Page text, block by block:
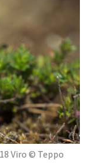
Viro © Teppo